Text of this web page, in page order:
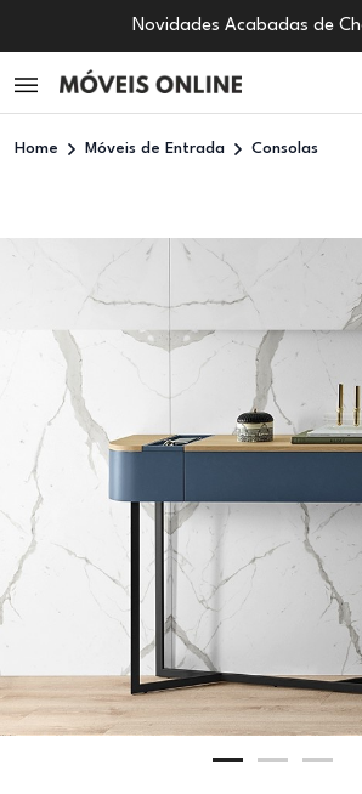
Novidades Acabadas de
Home Móveis de Entrada Consolas